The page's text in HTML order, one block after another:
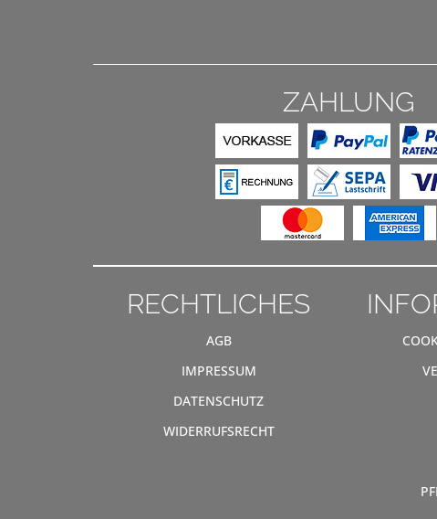
ZAHLUNG
RECHTLICHES
AGB
IMPRESSUM
DATENSCHUTZ
WIDERRUFSRECHT